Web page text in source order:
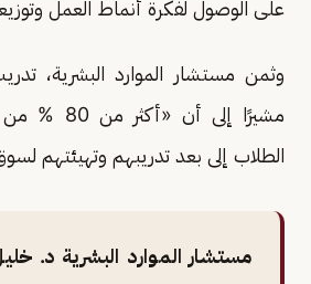
على الوصول لفكرة أنماط العمل
وثمن مستشار الموارد البشرية،
مشيرًا إلى
الطلاب إلى بعد تدريبهم وتهيئتهم
مستشار الموارد البشرية د.